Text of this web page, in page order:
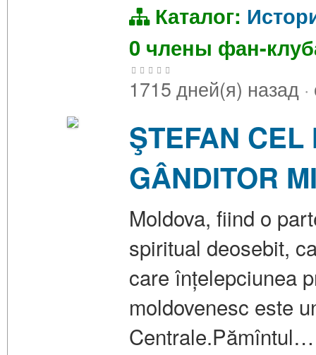
Каталог:
0 члены фан-
1715 дней(я) назад ·
ŞTEFAN
GÂNDITOR
Moldova, fiind o
spiritual deosebit,
care înțelepciunea
moldovenesc este
Centrale.Pămîntul…